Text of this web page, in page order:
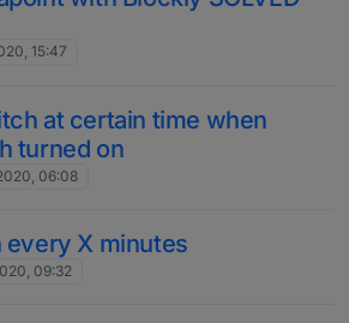
15:47
at certain time when
turned on
06:08
X minutes
09:32